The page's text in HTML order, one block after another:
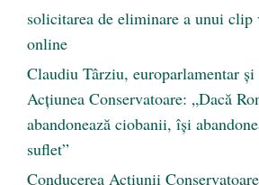
solicitarea de eliminare a unui
online
Claudiu Târziu, europarlamentar și
Acțiunea Conservatoare: „Dacă
abandonează ciobanii, își
suflet”
Conducerea Acțiunii